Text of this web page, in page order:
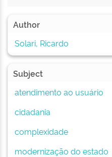
Author
Solari, Ricardo
Subject
atendimento ao usuário
cidadania
complexidade
modernização do estado